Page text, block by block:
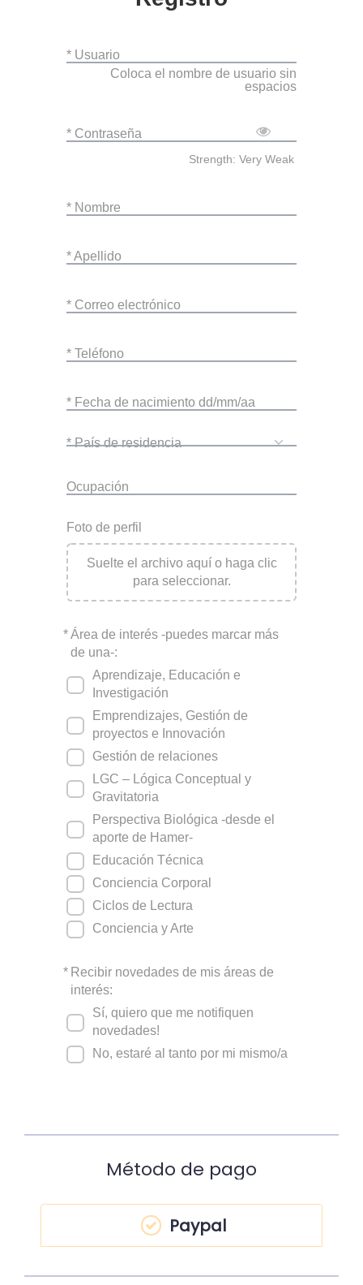
* Usuario
Coloca el nombre de usuario sin
espacios
* Contraseña
Strength: Very Weak
* Nombre
* Apellido
* Correo electrónico
* Teléfono
* Fecha de nacimiento dd/mm/aa
* País de residencia
Ocupación
Foto de perfil
Suelte el archivo aquí o haga clic
para seleccionar.
*Área de interés -puedes marcar más
de una-:
Aprendizaje, Educación e
Investigación
Emprendizajes, Gestión de
proyectos e Innovación
Gestión de relaciones
LGC – Lógica Conceptual y
Gravitatoria
Perspectiva Biológica -desde el
aporte de Hamer-
Educación Técnica
Conciencia Corporal
Ciclos de Lectura
Conciencia y Arte
* Recibir novedades de mis áreas de
interés:
Sí, quiero que me notifiquen
novedades!
No, estaré al tanto por mi mismo/a
Método de pago
Paypal